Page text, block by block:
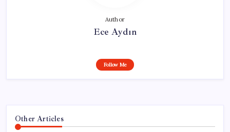
Author
Ece Aydın
Follow Me
Other Articles